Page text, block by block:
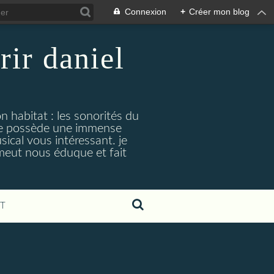
Connexion + Créer mon blog
daniel
habitat : les sonorités du
possède une immense
vous intéressant. je
nous éduque et fait